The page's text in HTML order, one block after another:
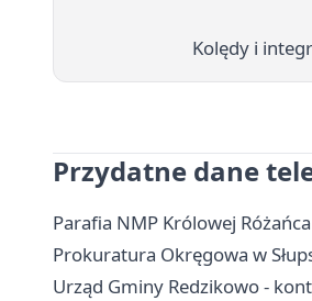
Kolędy i
Przydatne dane
Parafia NMP Królowej
Prokuratura Okręgowa w
Urząd Gminy Redzikowo -